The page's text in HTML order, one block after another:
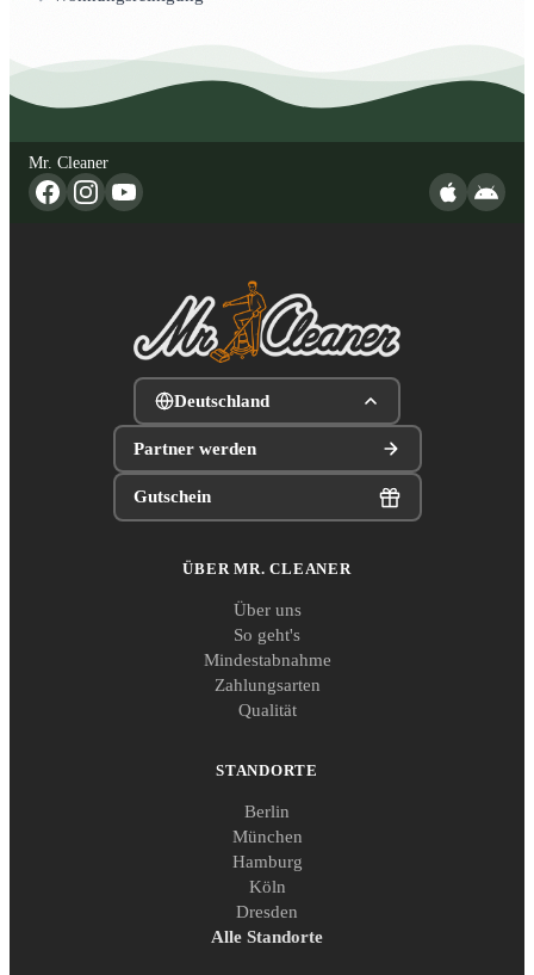
Mr. Cleaner
Deutschland
Partner werden
Gutschein
ÜBER MR. CLEANER
Über uns
So geht's
Mindestabnahme
Zahlungsarten
Qualität
STANDORTE
Berlin
München
Hamburg
Köln
Dresden
Alle Standorte